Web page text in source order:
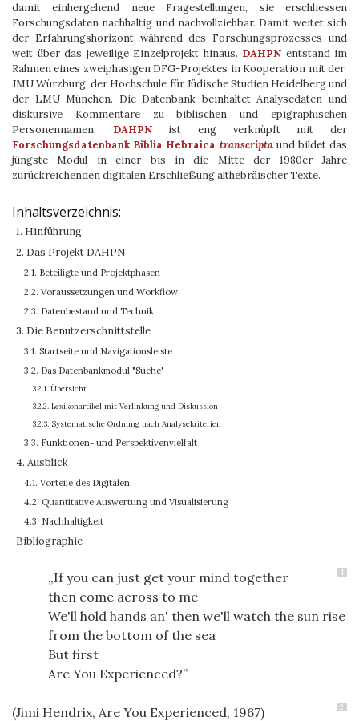
damit einhergehend neue Fragestellungen, sie erschliessen
Forschungsdaten nachhaltig und nachvollziehbar. Damit weitet sich
der Erfahrungshorizont während des Forschungsprozesses und
weit über das jeweilige Einzelprojekt hinaus. DAHPN entstand im
Rahmen eines zweiphasigen DFG-Projektes in Kooperation mit der
JMU Würzburg, der Hochschule für Jüdische Studien Heidelberg und
der LMU München. Die Datenbank beinhaltet Analysedaten und
diskursive Kommentare zu biblischen und epigraphischen
Personennamen. DAHPN
ist eng verknüpft mit der
Forschungsdatenbank Biblia Hebraica transcriptaund bildet das
jüngste Modul in einer bis in die Mitte der 1980er Jahre
zurückreichenden digitalen Erschließung althebräischer Texte.
Inhaltsverzeichnis:
1. Hinführung
2. Das Projekt DAHPN
2.1. Beteiligte und Projektphasen
2.2. Voraussetzungen und Workflow
2.3. Datenbestand und Technik
3. Die Benutzerschnittstelle
3.1. Startseite und Navigationsleiste
3.2. Das Datenbankmodul "Suche"
3.2.1. Übersicht
3.2.2. Lexikonartikel mit Verlinkung und Diskussion
3.2.3. Systematische Ordnung nach Analysekriterien
3.3. Funktionen- und Perspektivenvielfalt
4. Ausblick
4.1. Vorteile des Digitalen
4.2. Quantitative Auswertung und Visualisierung
4.3. Nachhaltigkeit
Bibliographie
1
If you can just get your mind together
then come across to me
We'll hold hands an' then we'll watch the sun rise
from the bottom of the sea
But first
Are You Experienced?
2
(Jimi Hendrix, Are You Experienced, 1967)